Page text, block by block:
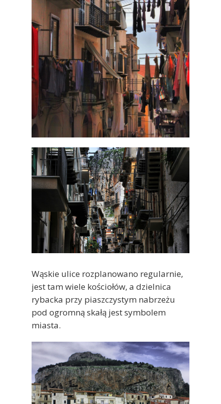
Wąskie ulice rozplanowano regularnie,
jest tam wiele kościołów, a dzielnica
rybacka przy piaszczystym nabrzeżu
pod ogromną skałą jest symbolem
miasta.